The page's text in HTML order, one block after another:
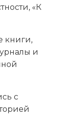
«К
книги,
и
с